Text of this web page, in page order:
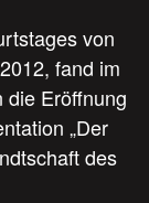
von
fand im
die Eröffnung
„Der
des